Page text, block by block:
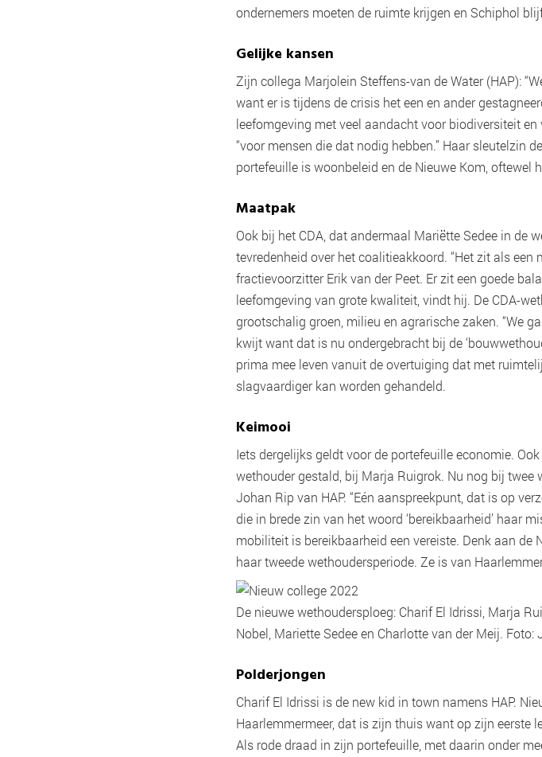
ondernemers moeten de ruimte krijgen en Schiphol
Gelijke kansen
Zijn collega Marjolein Steffens-van de Water (HAP):
want er is tijdens de crisis het een en ander
leefomgeving met veel aandacht voor biodiversiteit
“voor mensen die dat nodig hebben.” Haar sleutelzin
portefeuille is woonbeleid en de Nieuwe Kom, oftewel
Maatpak
Ook bij het CDA, dat andermaal Mariëtte Sedee in de
tevredenheid over het coalitieakkoord. “Het zit als een
fractievoorzitter Erik van der Peet. Er zit een goede
leefomgeving van grote kwaliteit, vindt hij. De CDA-
grootschalig groen, milieu en agrarische zaken. “We
kwijt want dat is nu ondergebracht bij de
prima mee leven vanuit de overtuiging dat met
slagvaardiger kan worden gehandeld.
Keimooi
Iets dergelijks geldt voor de portefeuille economie.
wethouder gestald, bij Marja Ruigrok. Nu nog bij
Johan Rip van HAP. “Eén aanspreekpunt, dat is op
die in brede zin van het woord ‘bereikbaarheid’ haar
mobiliteit is bereikbaarheid een vereiste. Denk aan
haar tweede wethoudersperiode. Ze is van
De nieuwe wethoudersploeg: Charif El Idrissi, Marja
Nobel, Mariette Sedee en Charlotte van der Meij. Foto:
Polderjongen
Charif El Idrissi is de new kid in town namens HAP.
Haarlemmermeer, dat is zijn thuis want op zijn eerste
Als rode draad in zijn portefeuille, met daarin onder